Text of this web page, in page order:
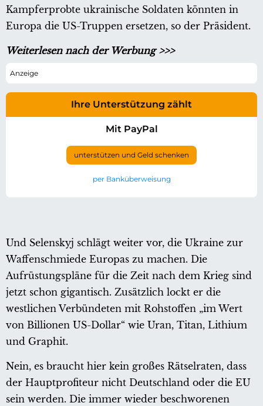
Kampferprobte ukrainische Soldaten könnten in
Europa die US-Truppen ersetzen, so der Präsident.
Weiterlesen nach der Werbung >>>
Ihre Unterstützung zählt
Mit PayPal
unterstützen und Geld schenken
per Banküberweisung
Und Selenskyj schlägt weiter vor, die Ukraine zur
Waffenschmiede Europas zu machen. Die
Aufrüstungspläne für die Zeit nach dem Krieg sind
jetzt schon gigantisch. Zusätzlich lockt er die
westlichen Verbündeten mit Rohstoffen „im Wert
von Billionen US-Dollar“ wie Uran, Titan, Lithium
und Graphit.
Nein, es braucht hier kein großes Rätselraten, dass
der Hauptprofiteur nicht Deutschland oder die EU
sein werden. Die immer wieder beschworenen